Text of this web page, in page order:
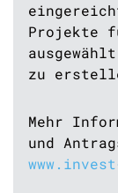
Projekte
zu
Mehr
und